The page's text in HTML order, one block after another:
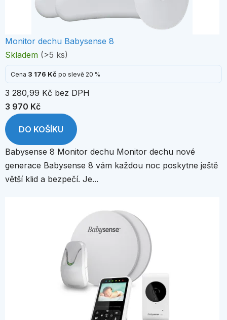
Monitor dechu Babysense 8
Skladem (>5 ks)
Cena 3 176 Kč po slevě 20 %
3 280,99 Kč bez DPH
3 970 Kč
DO KOŠÍKU
Babysense 8 Monitor dechu Monitor dechu nové
generace Babysense 8 vám každou noc poskytne ještě
větší klid a bezpečí. Je...